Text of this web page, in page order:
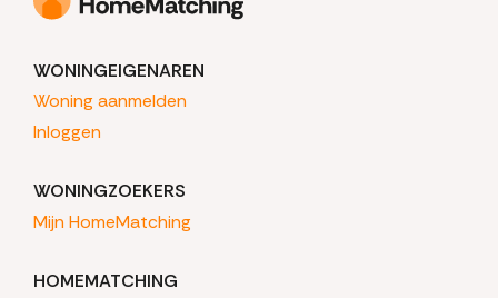
WONINGEIGENAREN
Woning aanmelden
Inloggen
WONINGZOEKERS
Mijn HomeMatching
HOMEMATCHING